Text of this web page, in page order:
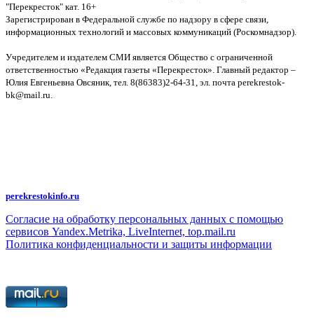
"Перекресток" кат. 16+
Зарегистрирован в Федеральной службе по надзору в сфере связи,
информационных технологий и массовых коммуникаций (Роскомнадзор).
Учредителем и издателем СМИ является Общество с ограниченной
ответственностью «Редакция газеты «Перекресток». Главный редактор –
Юлия Евгеньевна Овсяник, тел. 8(86383)2-64-31, эл. почта perekrestok-
bk@mail.ru.
perekrestokinfo.ru
Согласие на обработку персональных данных с помощью
сервисов Yandex.Metrika, LiveInternet, top.mail.ru
Политика конфиденциальности и защиты информации